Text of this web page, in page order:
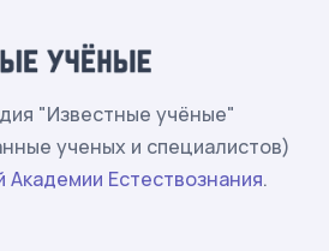
"Известные учёные"
ученых и специалистов)
Академии Естествознания.